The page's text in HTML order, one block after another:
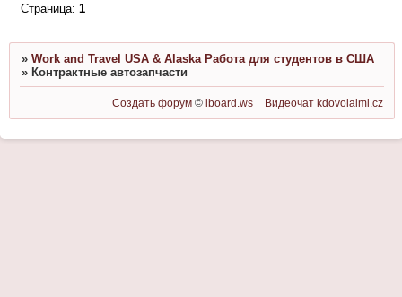
Страница: 1
» Work and Travel USA & Alaska Работа для студентов в США
» Контрактные автозапчасти
Создать форум ©iboard.ws Видеочат kdovolalmi.cz